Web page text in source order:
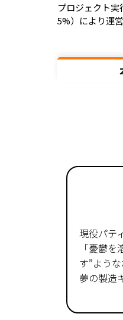
プロジェクト
5%）により運
現役パテ
「憂鬱
す”よう
夢の製造